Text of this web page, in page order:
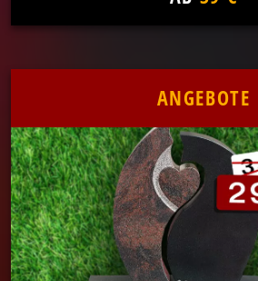
ANGEBOTE